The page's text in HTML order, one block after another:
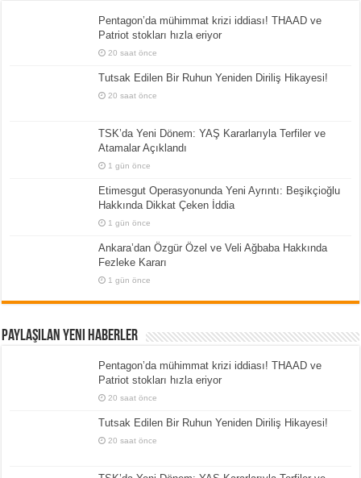
Pentagon’da mühimmat krizi iddiası! THAAD ve
Patriot stokları hızla eriyor
20 saat önce
Tutsak Edilen Bir Ruhun Yeniden Diriliş Hikayesi!
20 saat önce
TSK’da Yeni Dönem: YAŞ Kararlarıyla Terfiler ve
Atamalar Açıklandı
1 gün önce
Etimesgut Operasyonunda Yeni Ayrıntı: Beşikçioğlu
Hakkında Dikkat Çeken İddia
1 gün önce
Ankara’dan Özgür Özel ve Veli Ağbaba Hakkında
Fezleke Kararı
1 gün önce
Paylaşılan Yeni Haberler
Pentagon’da mühimmat krizi iddiası! THAAD ve
Patriot stokları hızla eriyor
20 saat önce
Tutsak Edilen Bir Ruhun Yeniden Diriliş Hikayesi!
20 saat önce